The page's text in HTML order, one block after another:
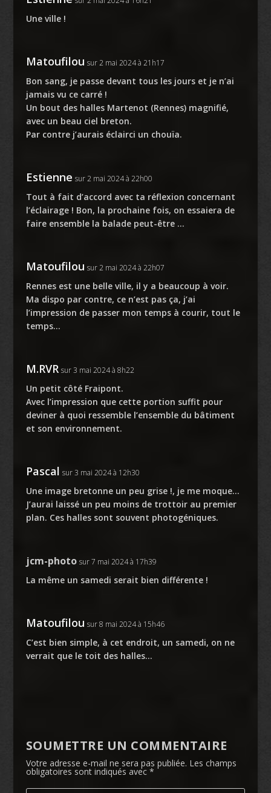
Une ville !
Matoufilou sur 2 mai 2024 à 21h17
Bon sang, je passe devant tous les jours et je n’ai
jamais vu ce carré !
Un bout des halles Martenot (Rennes) magnifié,
avec un beau ciel breton.
Par contre j’aurais éclairci un chouïa.
Estienne sur 2 mai 2024 à 22h00
Tout à fait d’accord avec ta réflexion concernant
l’éclairage ! Bon, la prochaine fois, on essaiera de
faire ensemble la balade peut-être …
Matoufilou sur 2 mai 2024 à 22h07
Rennes est une belle ville, il y a beaucoup à voir.
Ma dispo par contre, ce n’est pas ça, j’ai
l’impression de passer mon temps à courir, tout le
temps…
M.RVR sur 3 mai 2024 à 8h22
Un petit côté Fraipont.
Avec l’impression que cette portion suffit pour
deviner à quoi ressemble l’ensemble du bâtiment
et son environnement.
Pascal sur 3 mai 2024 à 12h30
Une image bretonne un peu grise !, je me moque…
J’aurai laissé un peu moins de trottoir au premier
plan. Ces halles sont souvent photogéniques.
jcm-photo sur 7 mai 2024 à 17h39
La même un samedi serait bien différente !
Matoufilou sur 8 mai 2024 à 15h46
C’est bien simple, à cet endroit, un samedi, on ne
verrait que le toit des halles…
SOUMETTRE UN COMMENTAIRE
Votre adresse e-mail ne sera pas publiée. Les champs
obligatoires sont indiqués avec *